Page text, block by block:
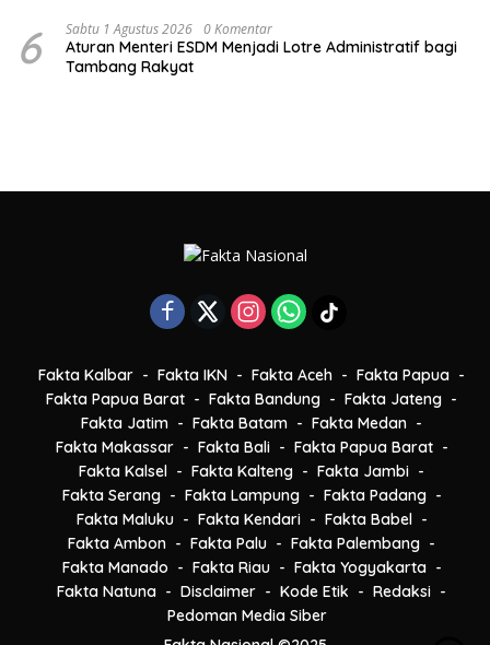
6 Sabtu 1 Agustus 2026 0 Komentar
Aturan Menteri ESDM Menjadi Lotre Administratif bagi
Tambang Rakyat
Fakta Kalbar Fakta IKN Fakta Aceh
Fakta Papua
Fakta Papua Barat
Fakta Bandung
Fakta Jateng
Fakta Jatim
Fakta Batam
Fakta Medan
Fakta Makassar
Fakta Bali
Fakta Papua Barat
Fakta Kalsel
Fakta Kalteng
Fakta Jambi
Fakta Serang
Fakta Lampung
Fakta Padang
Fakta Maluku
Fakta Kendari
Fakta Babel
Fakta Ambon
Fakta Palu
Fakta Palembang
Fakta Manado
Fakta Riau
Fakta Yogyakarta
Fakta Natuna
Disclaimer Kode Etik
Redaksi
Pedoman Media Siber